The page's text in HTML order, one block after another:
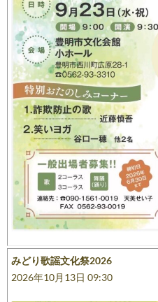
みどり歌謡文化祭2026
2026年10月13日 09:30